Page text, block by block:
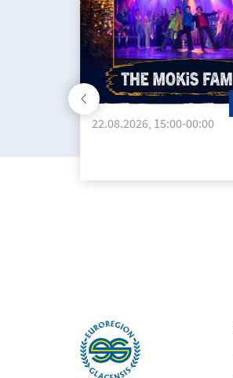
22.08.2026, 15:00-00:00